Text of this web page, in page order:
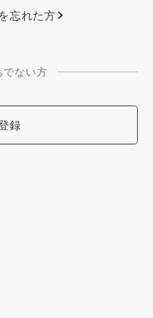
忘れた方
でない方
録